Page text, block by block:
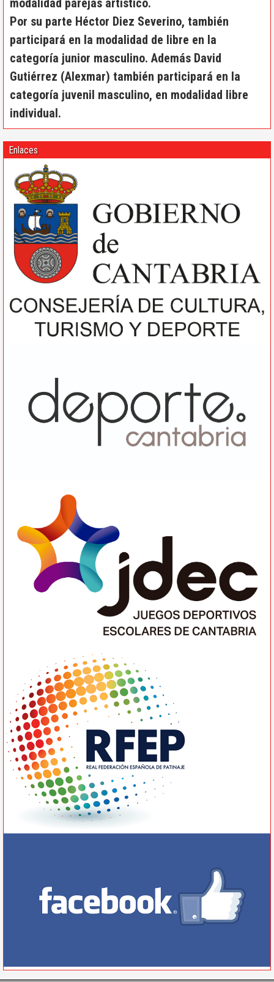
modalidad parejas artístico.
Por su parte Héctor Diez Severino, también
participará en la modalidad de libre en la
categoría junior masculino. Además David
Gutiérrez (Alexmar) también participará en la
categoría juvenil masculino, en modalidad libre
individual.
Enlaces